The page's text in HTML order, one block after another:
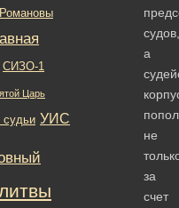
судов,
а
не
за
счет
Романовы
СИЗО-1
Царь
УИС